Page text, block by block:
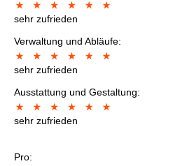
sehr zufrieden
Verwaltung und Abläufe:
sehr zufrieden
Ausstattung und Gestaltung:
sehr zufrieden
Pro: